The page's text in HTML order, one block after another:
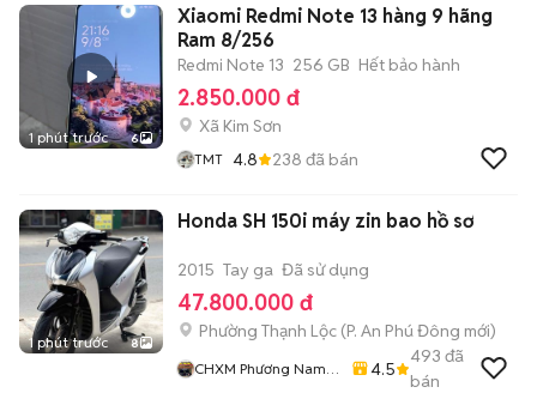
1 phút trước 6
Xiaomi Redmi Note 13 hàng 9 hãng
Ram 8/256
Redmi Note 13 256 GB Hết bảo hành
2.850.000 đ
Xã Kim Sơn
TMT 4.8 238 đã bán
1 phút trước 8
Honda SH 150i máy zin bao hồ sơ
2015 Tay ga Đã sử dụng
47.800.000 đ
Phường Thạnh Lộc (P. An Phú Đông mới)
CHXM Phương Nam
4.5
493 đã
bán